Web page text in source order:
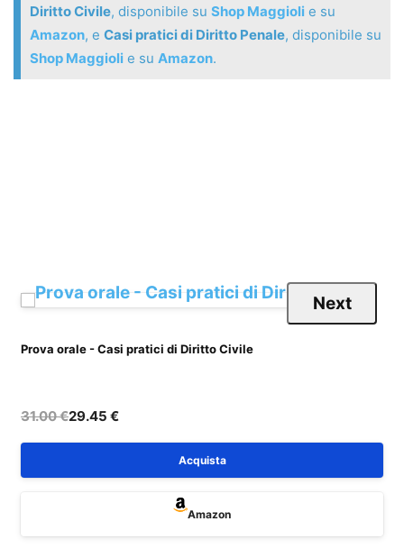
Diritto Civile, disponibile su Shop Maggioli e su
Amazon, e Casi pratici di Diritto Penale, disponibile su
Shop Maggioli e su Amazon.
Prova orale - Casi pratici di Diritto Civile
31.00 €29.45 €
Acquista
Amazon
Next